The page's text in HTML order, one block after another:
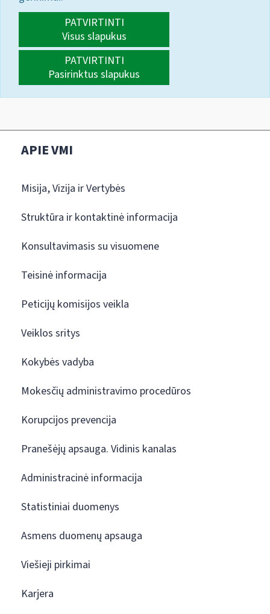
PATVIRTINTI
Visus slapukus
PATVIRTINTI
Pasirinktus slapukus
APIE VMI
Misija, Vizija ir Vertybės
Struktūra ir kontaktinė informacija
Konsultavimasis su visuomene
Teisinė informacija
Peticijų komisijos veikla
Veiklos sritys
Kokybės vadyba
Mokesčių administravimo procedūros
Korupcijos prevencija
Pranešėjų apsauga. Vidinis kanalas
Administracinė informacija
Statistiniai duomenys
Asmens duomenų apsauga
Viešieji pirkimai
Karjera